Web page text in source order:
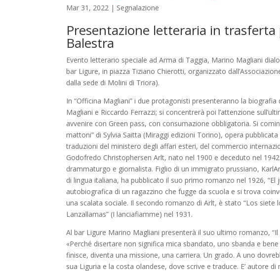
Mar 31, 2022 | Segnalazione
Presentazione letteraria in trasferta
Balestra
Evento letterario speciale ad Arma di Taggia, Marino Magliani
bar Ligure, in piazza Tiziano Chierotti, organizzato
dalla sede di Molini di Triora).
In “Officina Magliani” i due protagonisti presenteranno la
Magliani e Riccardo Ferrazzi; si concentrerà poi l’attenzione
avvenire con Green pass, con consumazione obbligatoria. Si
mattoni” di Sylvia Saitta (Miraggi edizioni Torino), opera
traduzioni del ministero degli affari esteri, del commercio
Godofredo Christophersen Arlt, nato nel 1900 e deceduto nel
drammaturgo e giornalista. Figlio di un immigrato prussiano,
di lingua italiana, ha pubblicato il suo primo romanzo nel 1926,
autobiografica di un ragazzino che fugge da scuola e si trova
una scalata sociale. Il secondo romanzo di Arlt, è stato “Los siete
Lanzallamas” (I lanciafiamme) nel 1931.
Al bar Ligure Marino Magliani presenterà il suo ultimo romanzo,
«Perché disertare non significa mica sbandato, uno sbanda e
finisce, diventa una missione, una carriera. Un grado. A uno
sua Liguria e la costa olandese, dove scrive e traduce. E’ autore